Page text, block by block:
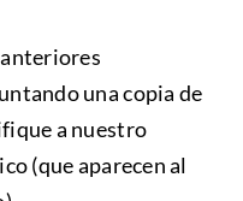
una copia de
a nuestro
(que aparecen al